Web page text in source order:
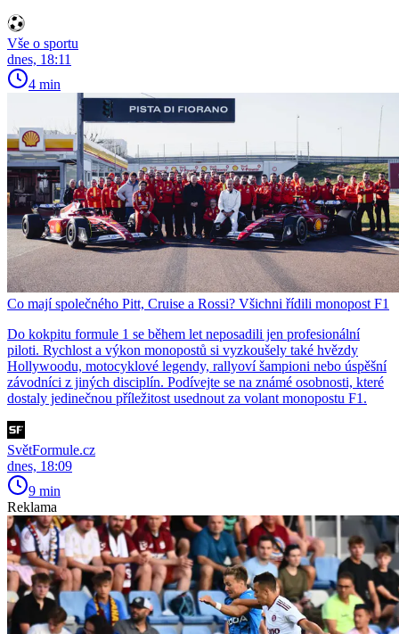
Vše o sportu
dnes, 18:11
4 min
Co mají společného Pitt, Cruise a Rossi? Všichni řídili monopost F1
Do kokpitu formule 1 se během let neposadili jen profesionální
piloti. Rychlost a výkon monopostů si vyzkoušely také hvězdy
Hollywoodu, motocyklové legendy, rallyoví šampioni nebo úspěšní
závodníci z jiných disciplín. Podívejte se na známé osobnosti, které
dostaly jedinečnou příležitost usednout za volant monopostu F1.
SvětFormule.cz
dnes, 18:09
9 min
Reklama